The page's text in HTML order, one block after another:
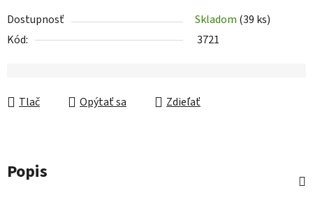
Dostupnosť Skladom (39 ks)
Kód:
3721
Tlač Opýtať sa Zdieľať
Popis